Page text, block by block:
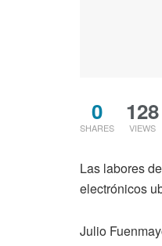
0
SHARES
128
VIEWS
Las labores
electrónicos
Julio